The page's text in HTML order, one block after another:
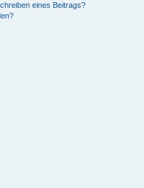
eines Beitrags?